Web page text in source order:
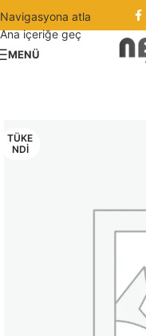
Navigasyona atla
Ana içeriğe geç
MENÜ
TÜKE
NDI